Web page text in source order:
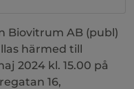
Biovitrum AB (publ)
härmed till
2024 kl. 15.00 på
16,